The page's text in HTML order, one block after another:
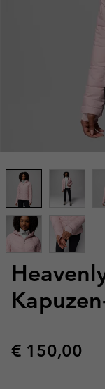
Regular
€ 150,00